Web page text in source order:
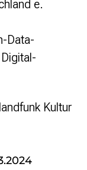
e.
Data-
Kultur